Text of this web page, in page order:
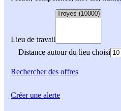
Lieu de travail
Distance autour du lieu choisi
Rechercherdes offres
Créer une alerte